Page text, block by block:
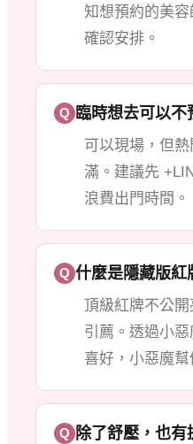
知想預約的美
確認安排。
Q 臨時想去可以不
可以現場，但
滿。建議先
浪費出門時間。
Q 什麼是隱藏版紅
頂級紅牌不公
引薦。透過小
喜好，小惡魔幫
Q 除了舒壓，也有